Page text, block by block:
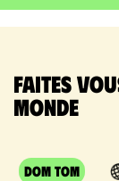
Faites
monde
DOM TOM